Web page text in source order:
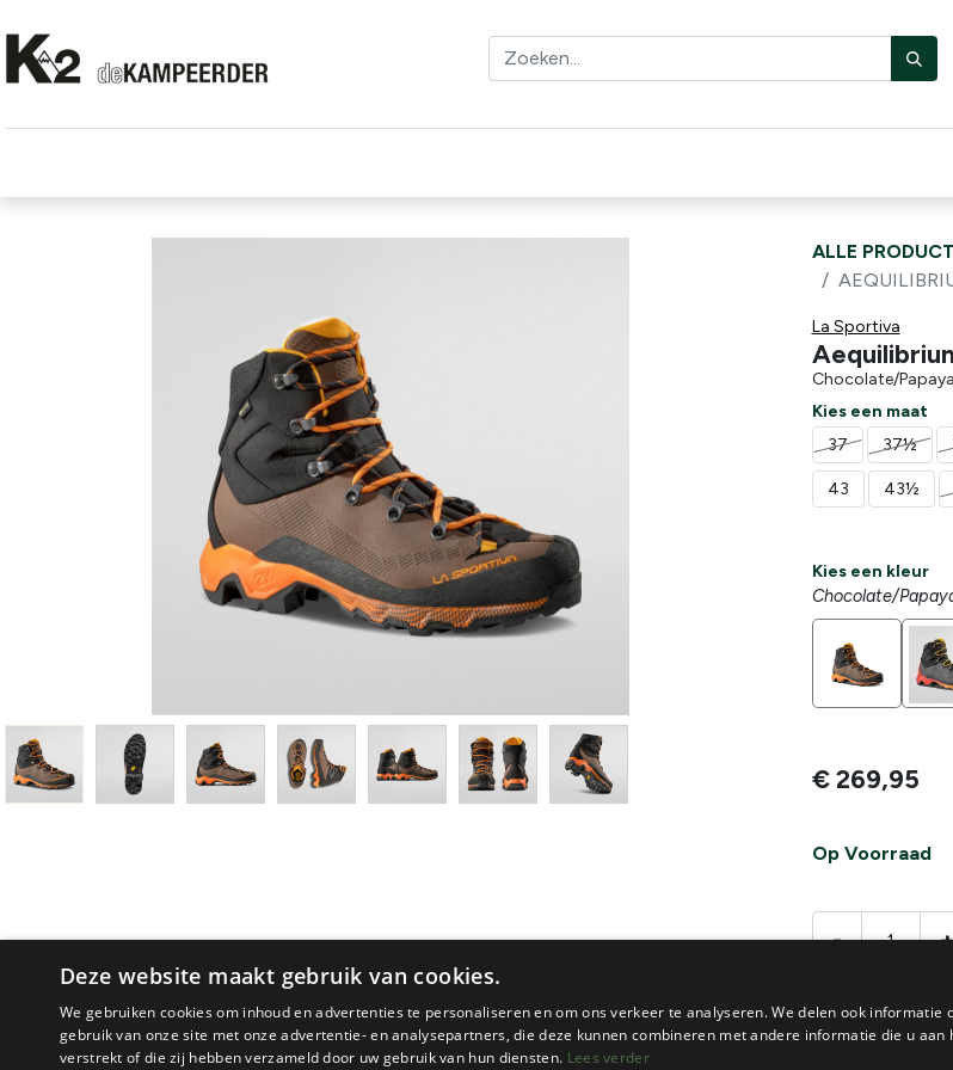
ALLE
La Sportiva
Chocolate/
Kies een maat
37
37½
43 43½
Kies een kleur
Chocolate/
€269,95
Op Voorraad
- +
Deze website maakt gebruik van cookies.
We gebruiken cookies om inhoud en advertenties te personaliseren en om ons verkeer te analyseren. We delen ook informatie
gebruik van onze site met onze advertentie- en analysepartners, die deze kunnen combineren met andere informatie die u aan
verstrekt of die zij hebben verzameld door uw gebruik van hun diensten. Lees verder